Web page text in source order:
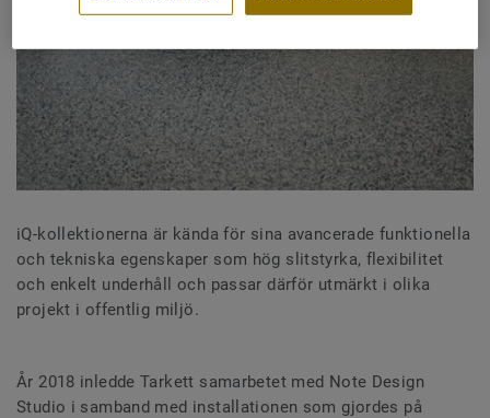
iQ-kollektionerna är kända för sina avancerade funktionella
och tekniska egenskaper som hög slitstyrka, flexibilitet
och enkelt underhåll och passar därför utmärkt i olika
projekt i offentlig miljö.
År 2018 inledde Tarkett samarbetet med Note Design
Studio i samband med installationen som gjordes på